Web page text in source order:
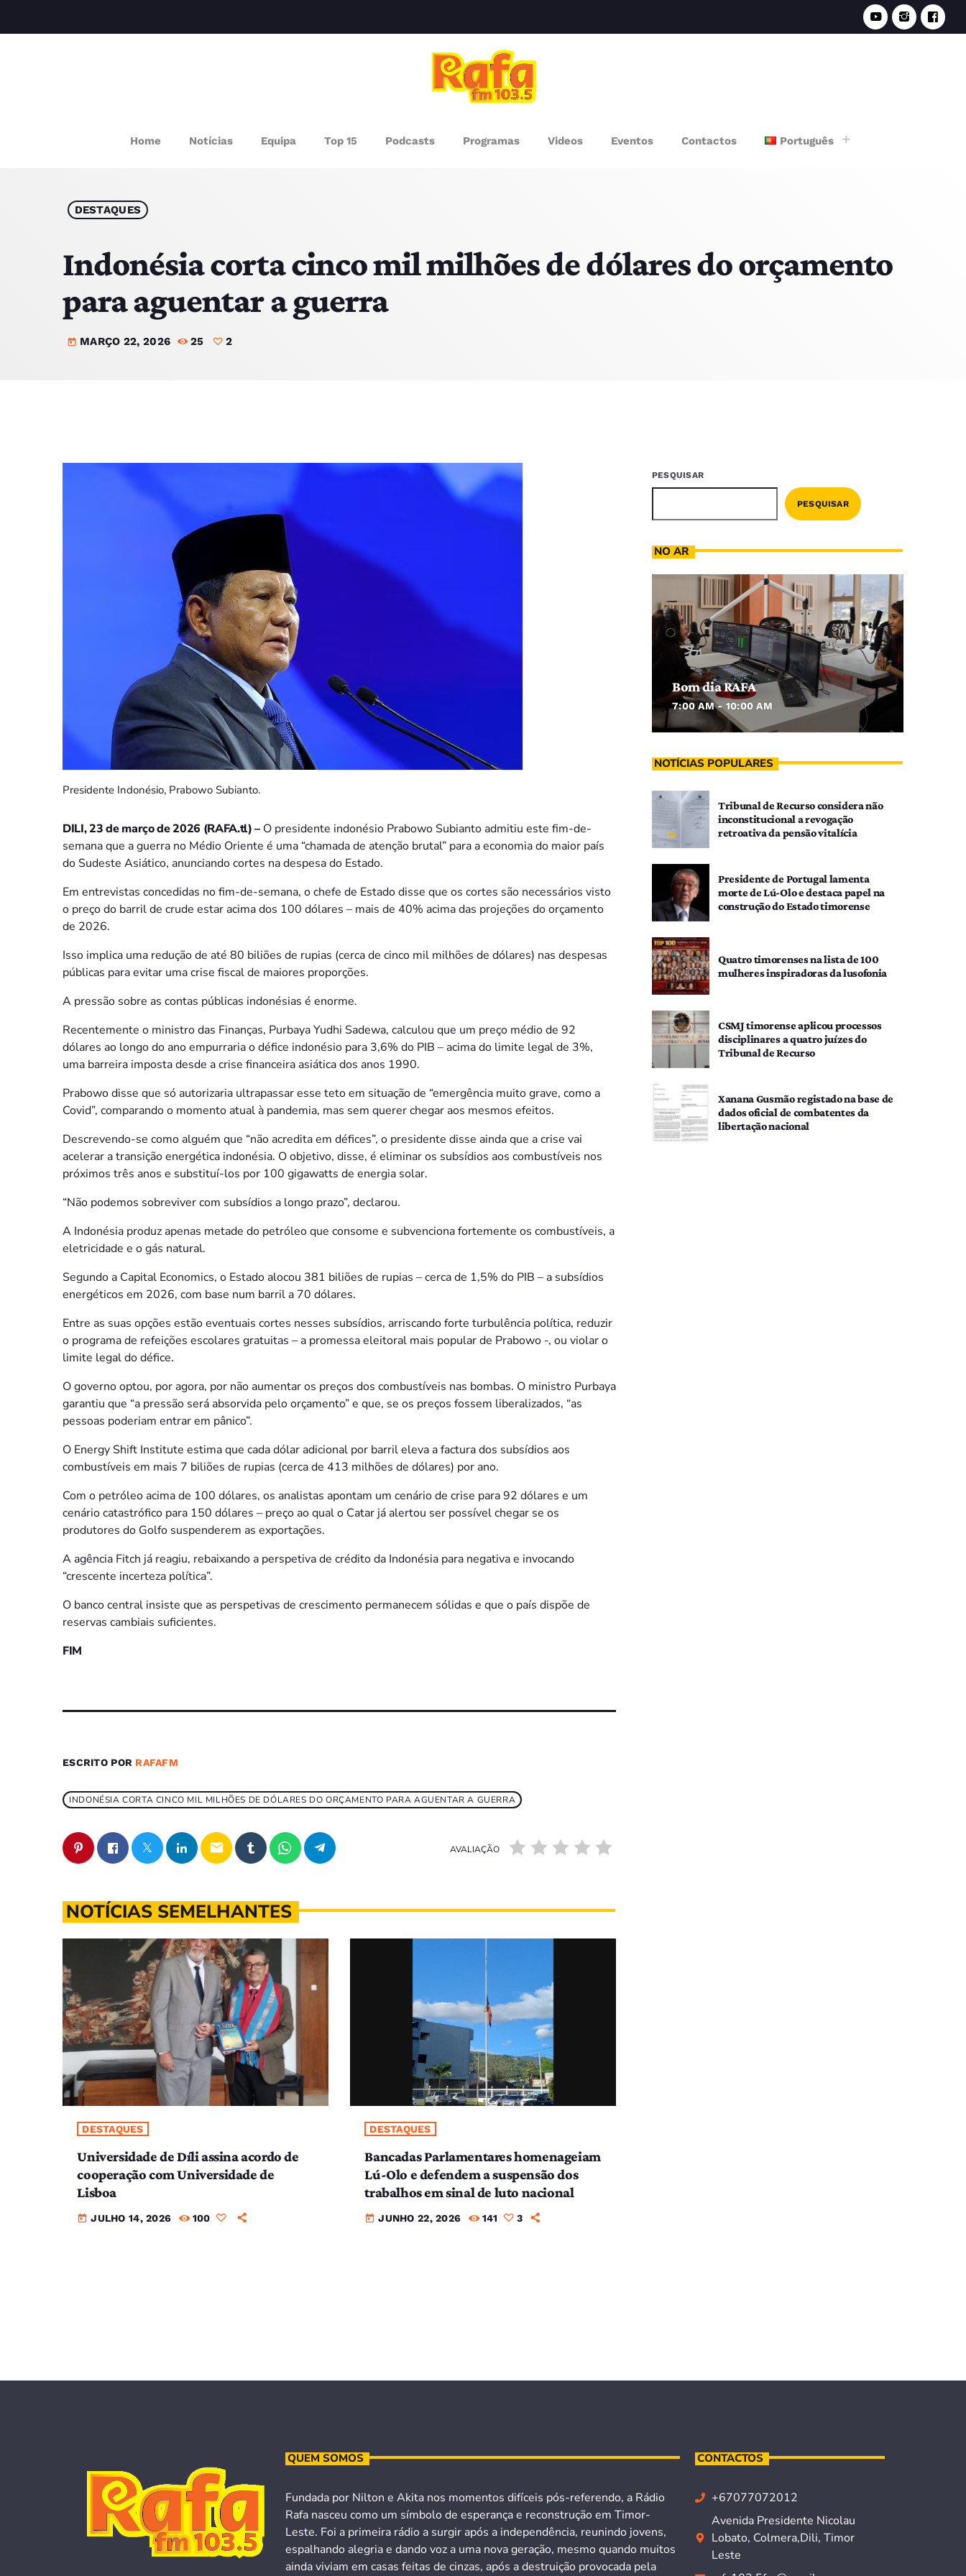
Home Notícias Equipa Top 15 Podcasts Programas Videos Eventos Contactos Português
PRÓXIMOS PROGRAMAS
DESTAQUES
Indonésia corta cinco mil milhões de dólares do orçamento
para aguentar a guerra
today MARÇO 22, 2026 25 2
Presidente Indonésio, Prabowo Subianto.
DILI, 23 de março de 2026 (RAFA.tl) – O presidente indonésio Prabowo Subianto admitiu este fim-de-
semana que a guerra no Médio Oriente é uma “chamada de atenção brutal” para a economia do maior país
do Sudeste Asiático, anunciando cortes na despesa do Estado.
Em entrevistas concedidas no fim-de-semana, o chefe de Estado disse que os cortes são necessários visto
o preço do barril de crude estar acima dos 100 dólares – mais de 40% acima das projeções do orçamento
de 2026.
Isso implica uma redução de até 80 biliões de rupias (cerca de cinco mil milhões de dólares) nas despesas
públicas para evitar uma crise fiscal de maiores proporções.
A pressão sobre as contas públicas indonésias é enorme.
Recentemente o ministro das Finanças, Purbaya Yudhi Sadewa, calculou que um preço médio de 92
dólares ao longo do ano empurraria o défice indonésio para 3,6% do PIB – acima do limite legal de 3%,
uma barreira imposta desde a crise financeira asiática dos anos 1990.
Prabowo disse que só autorizaria ultrapassar esse teto em situação de “emergência muito grave, como a
Covid”, comparando o momento atual à pandemia, mas sem querer chegar aos mesmos efeitos.
Descrevendo-se como alguém que “não acredita em défices”, o presidente disse ainda que a crise vai
acelerar a transição energética indonésia. O objetivo, disse, é eliminar os subsídios aos combustíveis nos
próximos três anos e substituí-los por 100 gigawatts de energia solar.
“Não podemos sobreviver com subsídios a longo prazo”, declarou.
A Indonésia produz apenas metade do petróleo que consome e subvenciona fortemente os combustíveis, a
eletricidade e o gás natural.
Segundo a Capital Economics, o Estado alocou 381 biliões de rupias – cerca de 1,5% do PIB – a subsídios
energéticos em 2026, com base num barril a 70 dólares.
Entre as suas opções estão eventuais cortes nesses subsídios, arriscando forte turbulência política, reduzir
o programa de refeições escolares gratuitas – a promessa eleitoral mais popular de Prabowo -, ou violar o
limite legal do défice.
O governo optou, por agora, por não aumentar os preços dos combustíveis nas bombas. O ministro Purbaya
garantiu que “a pressão será absorvida pelo orçamento” e que, se os preços fossem liberalizados, “as
pessoas poderiam entrar em pânico”.
O Energy Shift Institute estima que cada dólar adicional por barril eleva a factura dos subsídios aos
combustíveis em mais 7 biliões de rupias (cerca de 413 milhões de dólares) por ano.
Com o petróleo acima de 100 dólares, os analistas apontam um cenário de crise para 92 dólares e um
cenário catastrófico para 150 dólares – preço ao qual o Catar já alertou ser possível chegar se os
produtores do Golfo suspenderem as exportações.
A agência Fitch já reagiu, rebaixando a perspetiva de crédito da Indonésia para negativa e invocando
“crescente incerteza política”.
O banco central insiste que as perspetivas de crescimento permanecem sólidas e que o país dispõe de
reservas cambiais suficientes.
FIM
ESCRITO POR RAFAFM
INDONÉSIA CORTA CINCO MIL MILHÕES DE DÓLARES DO ORÇAMENTO PARA AGUENTAR A GUERRA
email AVALIAÇÃO
NOTÍCIAS SEMELHANTES
DESTAQUES
Universidade de Díli assina acordo de
cooperação com Universidade de
Lisboa
today JULHO 14, 2026 100
DESTAQUES
Bancadas Parlamentares homenageiam
Lú-Olo e defendem a suspensão dos
trabalhos em sinal de luto nacional
today JUNHO 22, 2026 141 3
PESQUISAR
PESQUISAR
NO AR
Bom dia RAFA
7:00 AM - 10:00 AM
NOTÍCIAS POPULARES
Tribunal de Recurso considera não
inconstitucional a revogação
retroativa da pensão vitalícia
Presidente de Portugal lamenta
morte de Lú-Olo e destaca papel na
construção do Estado timorense
Quatro timorenses na lista de 100
mulheres inspiradoras da lusofonia
CSMJ timorense aplicou processos
disciplinares a quatro juízes do
Tribunal de Recurso
Xanana Gusmão registado na base de
dados oficial de combatentes da
libertação nacional
QUEM SOMOS
Fundada por Nilton e Akita nos momentos difíceis pós-referendo, a Rádio
Rafa nasceu como um símbolo de esperança e reconstrução em Timor-
Leste. Foi a primeira rádio a surgir após a independência, reunindo jovens,
espalhando alegria e dando voz a uma nova geração, mesmo quando muitos
ainda viviam em casas feitas de cinzas, após a destruição provocada pela
CONTACTOS
+67077072012
Avenida Presidente Nicolau
Lobato, Colmera,Dili, Timor
Leste